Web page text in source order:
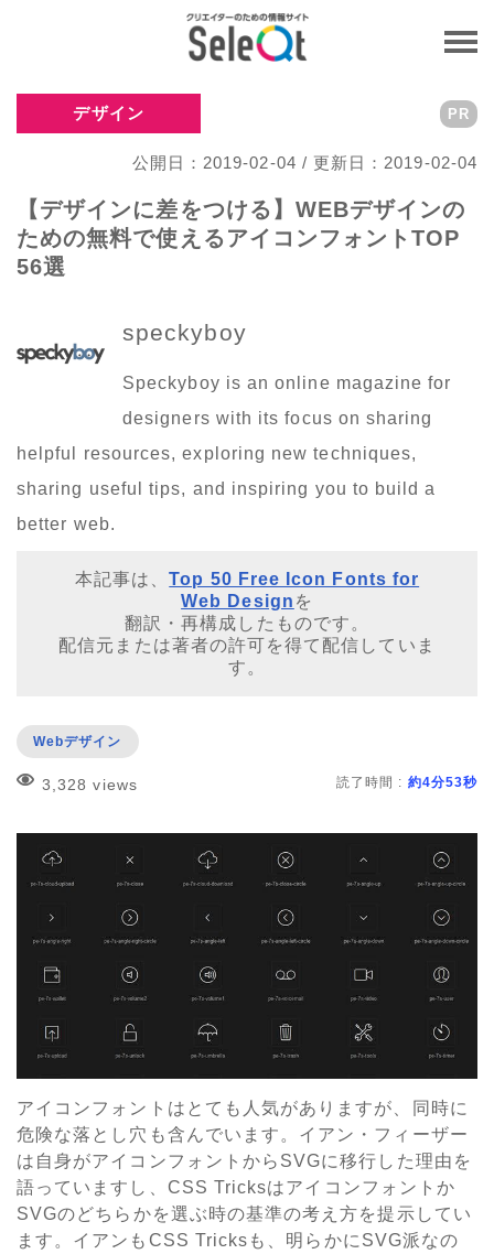
デザイン
公開日：2019-02-04 / 更新日：2019-02-04
PR
【デザインに差をつける】WEBデザインの
ための無料で使えるアイコンフォントTOP
56選
speckyboy
Speckyboy is an online magazine for
designers with its focus on sharing
helpful resources, exploring new techniques,
sharing useful tips, and inspiring you to build a
better web.
本記事は、Top 50 Free Icon Fonts for
Web Design を
翻訳・再構成したものです。
配信元または著者の許可を得て配信していま
す。
Webデザイン
3,328 views 読了時間 : 約4分53秒
アイコンフォントはとても人気がありますが、同時に
危険な落とし穴も含んでいます。イアン・フィーザー
は自身がアイコンフォントからSVGに移行した理由を
語っていますし、CSS Tricksはアイコンフォントか
SVGのどちらかを選ぶ時の基準の考え方を提示してい
ます。イアンもCSS Tricksも、明らかにSVG派なの